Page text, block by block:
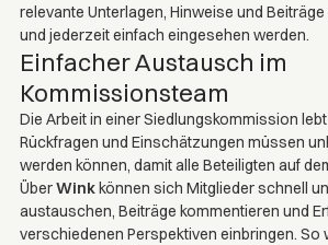
relevante Unterlagen, Hinweise und
und jederzeit einfach eingesehen werden.
Einfacher Austausch im
Kommissionsteam
Die Arbeit in einer Siedlungskommission
Rückfragen und Einschätzungen müssen
werden können, damit alle Beteiligten auf
ÜberWinkkönnen sich Mitglieder schnell
austauschen, Beiträge kommentieren und
verschiedenen Perspektiven einbringen. So